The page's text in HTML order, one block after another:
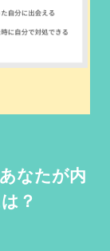
なたが内
？